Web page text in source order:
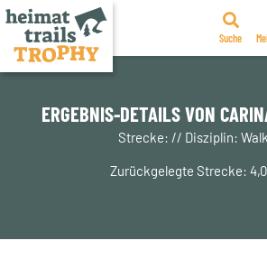
Zum
springen
Suche
ERGEBNIS-DETAILS VON
Strecke: // Disziplin:
Zurückgelegte Strecke: